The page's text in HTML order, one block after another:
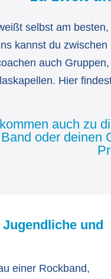
selbst am
kannst du
auch
Hier
auch zu
Band oder deinen
und
einer Rockband,